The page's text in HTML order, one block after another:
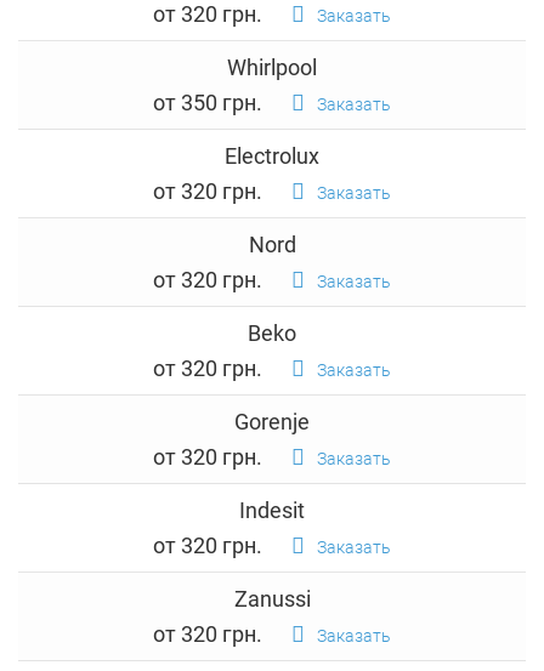
от 320 грн.
Заказать
Whirlpool
от 350 грн.
Заказать
Electrolux
от 320 грн.
Заказать
Nord
от 320 грн.
Заказать
Beko
от 320 грн.
Заказать
Gorenje
от 320 грн.
Заказать
Indesit
от 320 грн.
Заказать
Zanussi
от 320 грн.
Заказать